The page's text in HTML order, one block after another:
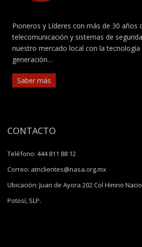
Pioneros y Líderes con más de 30 años
telecomunicación y sistemas de
nuestro mercado local con la tecnología
generación…
Saber más
CONTACTO
Teléfono: 444 811 88 12
Correo: atnclientes@nasa.org.mx
Ubicación: Juan de Ayora 202 Col Himno
Potosí, SLP.